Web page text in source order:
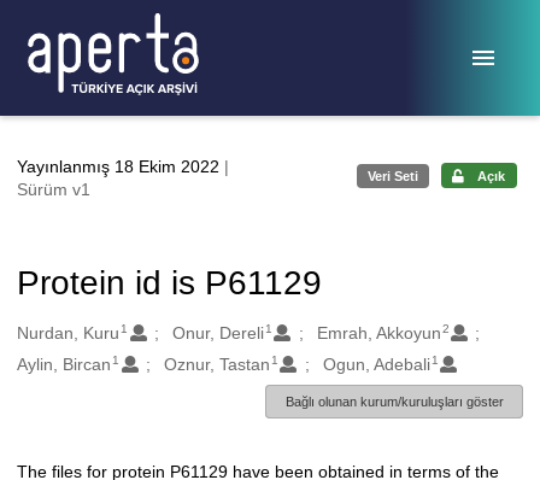
Yayınlanmış 18 Ekim 2022 |
Sürüm v1
Veri Seti Açık
Protein id is P61129
Oluşturanlar
Nurdan, Kuru 1 Onur, Dereli 1 Emrah, Akkoyun2
Aylin, Bircan 1 Oznur, Tastan 1 Ogun, Adebali 1
Bağlı olunan kurum/kuruluşları göster
The files for protein P61129 have been obtained in terms of the